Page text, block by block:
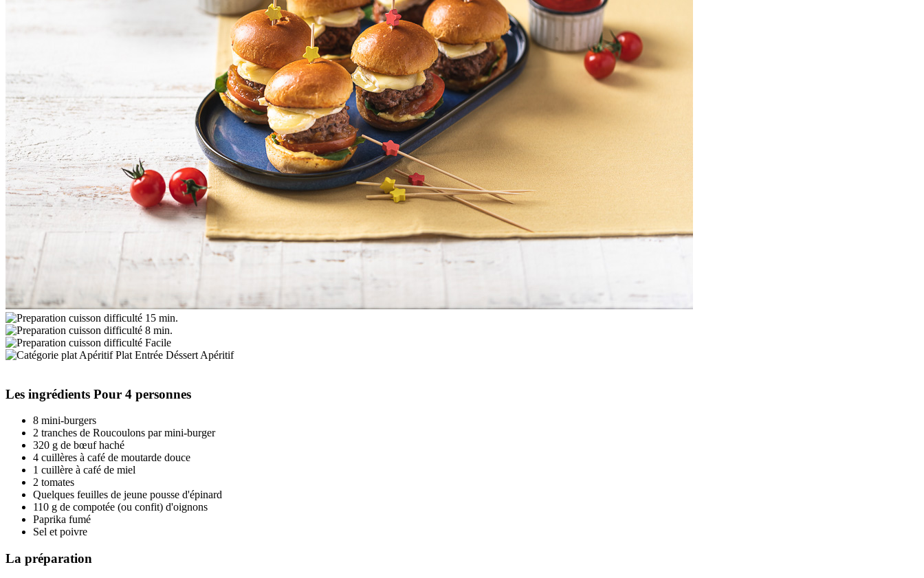
15 min.
8 min.
Facile
Apéritif
Les ingrédients Pour 4 personnes
8 mini-burgers
2 tranches de Roucoulons par mini-burger
320 g de bœuf haché
4 cuillères à café de moutarde douce
1 cuillère à café de miel
2 tomates
Quelques feuilles de jeune pousse d'épinard
110 g de compotée (ou confit) d'oignons
Paprika fumé
Sel et poivre
La préparation